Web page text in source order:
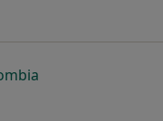
separador
novo separador
abre num novo